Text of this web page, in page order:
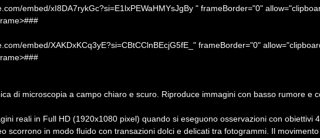
embed/xI8DA7rykGc?si=E1lxPEWaHMYsJgBy " frameBorder="0"
embed/XAKDxKCq3yE?si=CBtCClnBEcjG5fE_" frameBorder="0"
di microscopia a campo chiaro e scuro. Riproduce immagini con basso rumore e
reali in Full HD (1920x1080 pixel) quando si eseguono osservazioni con obiettivi
scorrono in modo fluido con transazioni dolci e delicati tra fotogrammi. Il